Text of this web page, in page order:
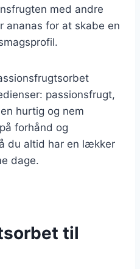
med andre
ananas for at skabe en
passionsfrugt,
hurtig og nem
forhånd og
du altid har en lækker
dage.
til